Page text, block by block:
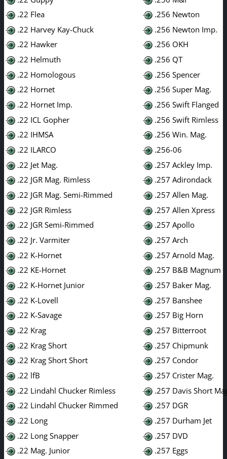
.22 Flea
.22 Harvey Kay-Chuck
.22 Hawker
.22 Helmuth
.22 Homologous
.22 Hornet
.22 Hornet Imp.
.22 ICL Gopher
.22 IHMSA
.22 ILARCO
.22 Jet Mag.
.22 JGR Mag. Rimless
.22 JGR Mag. Semi-Rimmed
.22 JGR Rimless
.22 JGR Semi-Rimmed
.22 Jr. Varmiter
.22 K-Hornet
.22 KE-Hornet
.22 K-Hornet Junior
.22 K-Lovell
.22 K-Savage
.22 Krag
.22 Krag Short
.22 Krag Short Short
.22 lfB
.22 Lindahl Chucker Rimless
.22 Lindahl Chucker Rimmed
.22 Long
.22 Long Snapper
.22 Mag. Junior
.256 Newton
.256 Newton Imp.
.256 OKH
.256 QT
.256 Spencer
.256 Super Mag.
.256 Swift Flanged
.256 Swift Rimless
.256 Win. Mag.
.256-06
.257 Ackley Imp.
.257 Adirondack
.257 Allen Mag.
.257 Allen Xpress
.257 Apollo
.257 Arch
.257 Arnold Mag.
.257 B&B Magnum
.257 Baker Mag.
.257 Banshee
.257 Big Horn
.257 Bitterroot
.257 Chipmunk
.257 Condor
.257 Crister Mag.
.257 Davis Short
.257 DGR
.257 Durham Jet
.257 DVD
.257 Eggs